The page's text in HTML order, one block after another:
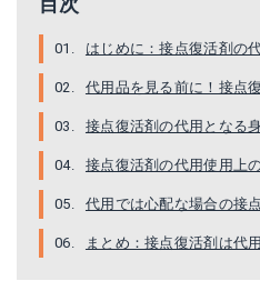
はじめに：接点復活剤の
代用品を見る前に！接点
接点復活剤の代用となる
接点復活剤の代用使用上
代用では心配な場合の接
まとめ：接点復活剤は代